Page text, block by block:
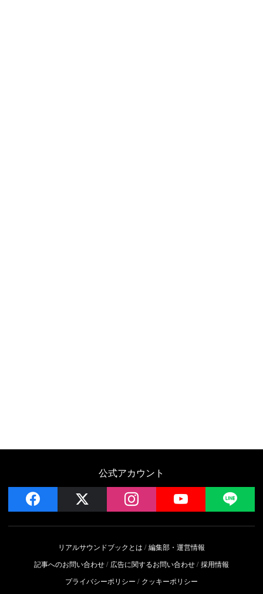
公式アカウント
facebook instagram YouTube
リアルサウンドブックとは
編集部・運営情報
記事へのお問い合わせ
広告に関するお問い合わせ 採用情報
プライバシーポリシー
クッキーポリシー